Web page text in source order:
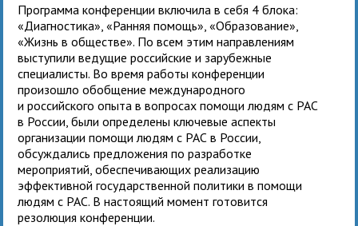
Программа конференции включила в себя 4 блока:
«Диагностика», «Ранняя помощь», «Образование»,
«Жизнь в обществе». По всем этим направлениям
выступили ведущие российские и зарубежные
специалисты. Во время работы конференции
произошло обобщение международного
и российского опыта в вопросах помощи людям с РАС
в России, были определены ключевые аспекты
организации помощи людям с РАС в России,
обсуждались предложения по разработке
мероприятий, обеспечивающих реализацию
эффективной государственной политики в помощи
людям с РАС. В настоящий момент готовится
резолюция конференции.